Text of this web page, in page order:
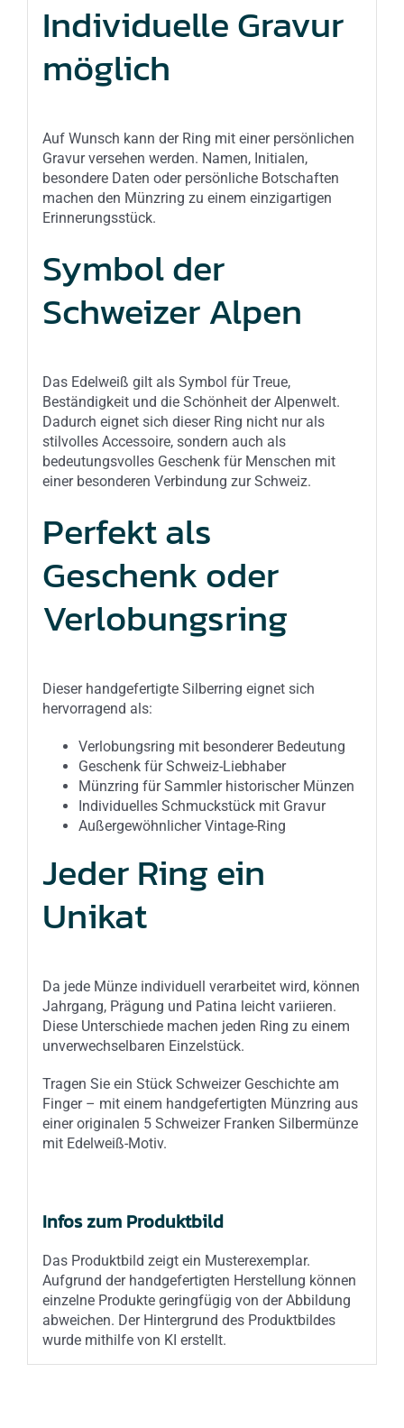
Individuelle Gravur
möglich
Auf Wunsch kann der Ring mit einer persönlichen
Gravur versehen werden. Namen, Initialen,
besondere Daten oder persönliche Botschaften
machen den Münzring zu einem einzigartigen
Erinnerungsstück.
Symbol der
Schweizer Alpen
Das Edelweiß gilt als Symbol für Treue,
Beständigkeit und die Schönheit der Alpenwelt.
Dadurch eignet sich dieser Ring nicht nur als
stilvolles Accessoire, sondern auch als
bedeutungsvolles Geschenk für Menschen mit
einer besonderen Verbindung zur Schweiz.
Perfekt als
Geschenk oder
Verlobungsring
Dieser handgefertigte Silberring eignet sich
hervorragend als:
Verlobungsring mit besonderer Bedeutung
Geschenk für Schweiz-Liebhaber
Münzring für Sammler historischer Münzen
Individuelles Schmuckstück mit Gravur
Außergewöhnlicher Vintage-Ring
Jeder Ring ein
Unikat
Da jede Münze individuell verarbeitet wird, können
Jahrgang, Prägung und Patina leicht variieren.
Diese Unterschiede machen jeden Ring zu einem
unverwechselbaren Einzelstück.
Tragen Sie ein Stück Schweizer Geschichte am
Finger – mit einem handgefertigten Münzring aus
einer originalen 5 Schweizer Franken Silbermünze
mit Edelweiß-Motiv.
Infos zum Produktbild
Das Produktbild zeigt ein Musterexemplar.
Aufgrund der handgefertigten Herstellung können
einzelne Produkte geringfügig von der Abbildung
abweichen. Der Hintergrund des Produktbildes
wurde mithilfe von KI erstellt.